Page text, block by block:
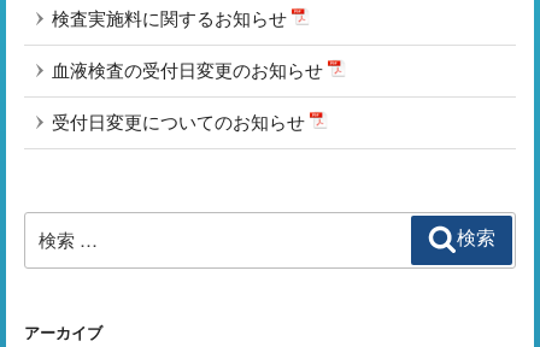
検査実施料に関するお知らせ
血液検査の受付日変更のお知らせ
受付日変更についてのお知らせ
検
索:
検索
アーカイブ